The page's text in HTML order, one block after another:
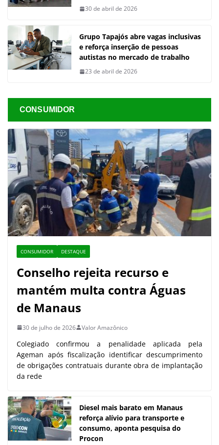
30 de abril de 2026
Grupo Tapajós abre vagas inclusivas
e reforça inserção de pessoas
autistas no mercado de trabalho
23 de abril de 2026
CONSUMIDOR
CONSUMIDOR DESTAQUE
Conselho rejeita recurso e
mantém multa contra Águas
de Manaus
30 de julho de 2026 Valor Amazônico
Colegiado confirmou a penalidade aplicada pela
Ageman após fiscalização identificar descumprimento
de obrigações contratuais durante obra de implantação
da rede
Diesel mais barato em Manaus
reforça alívio para transporte e
consumo, aponta pesquisa do
Procon